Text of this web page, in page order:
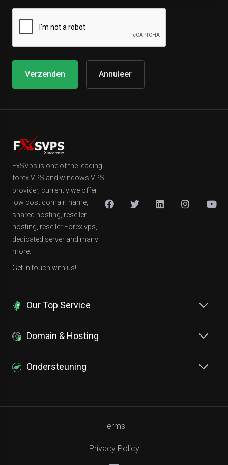
Annuleer
FxSVps is one of the leading
forex VPS and windows VPS
provider, currently we offer
low cost domain name,
shared hosting, reseller
hosting, reseller Forex vps,
dedicated server and many
more.
Get in touch with us!
Our Top Service
Domain & Hosting
Ondersteuning
Terms
Privacy Policy